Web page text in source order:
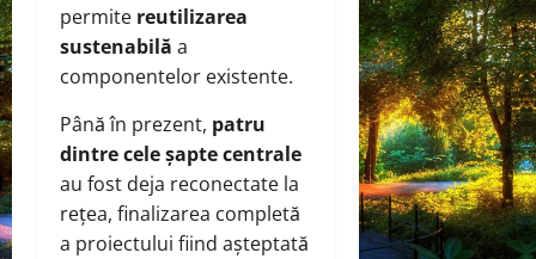
permite reutilizarea
sustenabilă a
componentelor existente.
Până în prezent, patru
dintre cele șapte centrale
au fost deja reconectate la
rețea, finalizarea completă
a proiectului fiind așteptată